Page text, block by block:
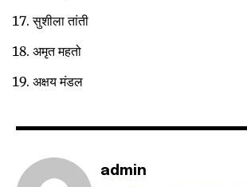
सुशीला तांती
अमृत महतो
अक्षय मंडल
admin